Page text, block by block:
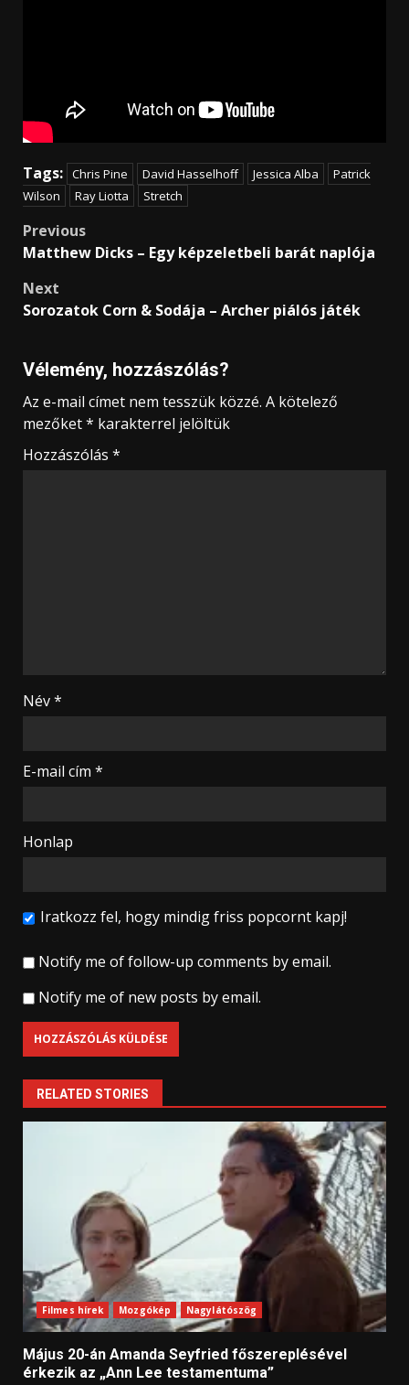
Tags: Chris Pine David Hasselhoff Jessica Alba
Patrick
Wilson
Ray Liotta Stretch
Post
Previous
Matthew Dicks – Egy képzeletbeli barát naplója
Next
Sorozatok Corn & Sodája – Archer piálós játék
Vélemény, hozzászólás?
Az e-mail címet nem tesszük közzé. A kötelező
mezőket* karakterrel jelöltük
Hozzászólás *
Név*
E-mail cím *
Honlap
Iratkozz fel, hogy mindig friss popcornt kapj!
Notify me of follow-up comments by email.
Notify me of new posts by email.
RELATED STORIES
Filmes hírek Mozgókép Nagylátószög
Május 20-án Amanda Seyfried főszereplésével
érkezik az „Ann Lee testamentuma”